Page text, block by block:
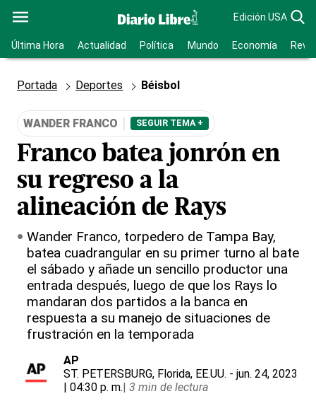
Edición USA
Última Hora Actualidad Política Mundo Economía
Portada Deportes Béisbol
WANDER FRANCO SEGUIR TEMA +
Franco batea jonrón en
su regreso a la
alineación de Rays
Wander Franco, torpedero de Tampa Bay,
batea cuadrangular en su primer turno al bate
el sábado y añade un sencillo productor una
entrada después, luego de que los Rays lo
mandaran dos partidos a la banca en
respuesta a su manejo de situaciones de
frustración en la temporada
AP
ST. PETERSBURG, Florida, EE.UU. - jun. 24, 2023
| 04:30 p. m.| 3 min de lectura